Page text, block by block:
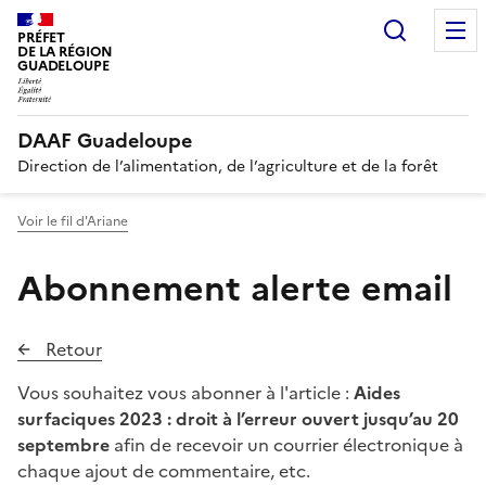
PRÉFET
DE LA RÉGION
GUADELOUPE
DAAF Guadeloupe
Direction de l’alimentation, de l’agriculture et de la forêt
Voir le fil d'Ariane
Abonnement alerte email
Retour
Vous souhaitez vous abonner à l'article : Aides
surfaciques 2023 : droit à l’erreur ouvert jusqu’au 20
septembre afin de recevoir un courrier électronique à
chaque ajout de commentaire, etc.